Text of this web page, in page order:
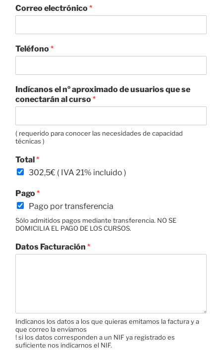
Correo electrónico*
Teléfono*
Indícanos el nº aproximado de usuarios que se
conectarán al curso*
( requerido para conocer las necesidades de capacidad
técnicas )
Total*
302,5€ ( IVA 21% incluido )
Pago*
Pago por transferencia
Sólo admitidos pagos mediante transferencia. NO SE
DOMICILIA EL PAGO DE LOS CURSOS.
Datos Facturación *
Indícanos los datos a los que quieras emitamos la factura y a
que correo la enviamos
! si los datos corresponden a un NIF ya registrado es
suficiente nos indicarnos el NIF.